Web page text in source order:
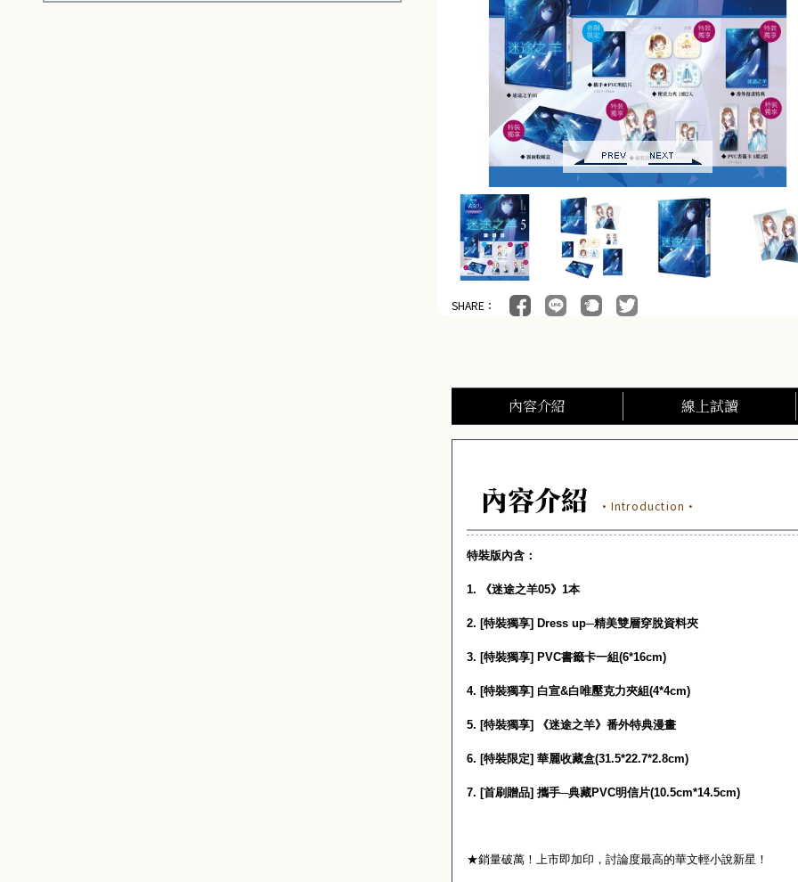
SHARE：
內容介紹 線上試讀
內容介紹 ·Introduction·
特裝版內含：
1. 《迷途之羊05》 1本
2. [特裝獨享] Dress up─精美雙層穿脫資料夾
3. [特裝獨享] PVC書籤卡一組(6*16cm)
4. [特裝獨享] 白宣&白唯壓克力夾組(4*4cm)
5. [特裝獨享] 《迷途之羊》番外特典漫畫
6. [特裝限定] 華麗收藏盒(31.5*22.7*2.8cm)
7. [首刷贈品] 攜手─典藏PVC明信片(10.5cm*14.5cm)
★銷量破萬！上市即加印，討論度最高的華文輕小說新星！